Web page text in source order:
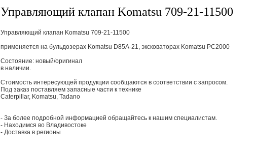
Управляющий клапан Komatsu 709-21-11500
Управляющий клапан Komatsu 709-21-11500
применяется на бульдозерах Komatsu D85A-21, эксковаторах Komatsu РС2000
Состояние: новый/оригинал
в наличии.
Стоимость интересующей продукции сообщаются в соответствии с запросом.
Под заказ поставляем запасные части к технике
Caterpillar, Komatsu, Tadano
- За более подробной информацией обращайтесь к нашим специалистам.
- Находимся во Владивостоке
- Доставка в регионы